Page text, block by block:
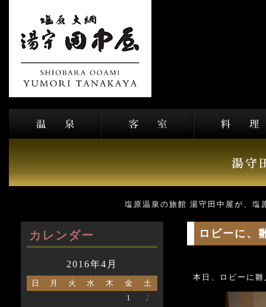
塩原温泉の旅館 湯守田中屋が、塩
カレンダー
2016年4月
日 月 火 水 木 金
土
1
2
ロビーに、
本日、ロビーに